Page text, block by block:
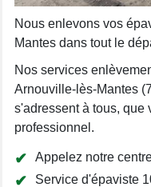
Nous enlevons vos
Mantes dans tout le
Nos services
Arnouville-lès-Mantes
s'adressent à tous, que
professionnel.
Appelez notre
Service d'épaviste